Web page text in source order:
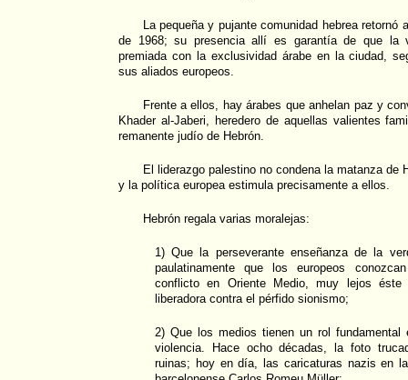
La pequeña y pujante comunidad hebrea retornó
de 1968; su presencia allí es garantía de que la
premiada con la exclusividad árabe en la ciudad,
sus aliados europeos.
Frente a ellos, hay árabes que anhelan paz y
Khader al-Jaberi, heredero de aquellas valientes
remanente judío de Hebrón.
El liderazgo palestino no condena la matanza de
y la política europea estimula precisamente a ellos.
Hebrón regala varias moralejas:
1) Que la perseverante enseñanza de la
paulatinamente que los europeos
conflicto en Oriente Medio, muy lejos éste
liberadora contra el pérfido sionismo;
2) Que los medios tienen un rol
violencia. Hace ocho décadas, la foto
ruinas; hoy en día, las caricaturas nazis en